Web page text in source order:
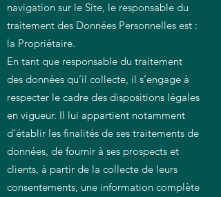
navigation sur le Site, le responsable du
traitement des Données Personnelles est :
la Propriétaire.
En tant que responsable du traitement
des données qu’il collecte, il s’engage à
respecter le cadre des dispositions légales
en vigueur. Il lui appartient notamment
d’établir les finalités de ses traitements de
données, de fournir à ses prospects et
clients, à partir de la collecte de leurs
consentements, une information complète